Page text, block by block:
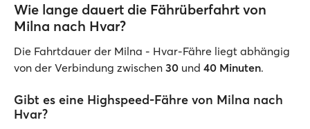
Wie lange dauert die Fährüberfahrt von
Milna nach Hvar?
Die Fahrtdauer der Milna - Hvar-Fähre liegt abhängig
von der Verbindung zwischen 30 und 40 Minuten.
Gibt es eine Highspeed-Fähre von Milna nach
Hvar?